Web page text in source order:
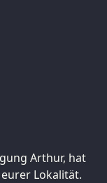
Arthur, hat
Lokalität.